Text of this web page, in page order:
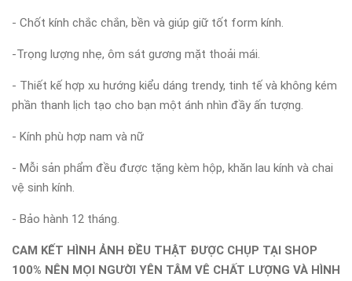
- Chốt kính chắc chắn, bền và giúp giữ tốt form kính.
-Trọng lượng nhẹ, ôm sát gương mặt thoải mái.
- Thiết kế hợp xu hướng kiểu dáng trendy, tinh tế và không kém
phần thanh lịch tạo cho bạn một ánh nhìn đầy ấn tượng.
- Kính phù hợp nam và nữ
- Mỗi sản phẩm đều được tặng kèm hộp, khăn lau kính và chai
vệ sinh kính.
- Bảo hành 12 tháng.
CAM KẾT HÌNH ẢNH ĐỀU THẬT ĐƯỢC CHỤP TẠI SHOP
100% NÊN MỌI NGƯỜI YÊN TÂM VÊ CHẤT LƯỢNG VÀ HÌNH